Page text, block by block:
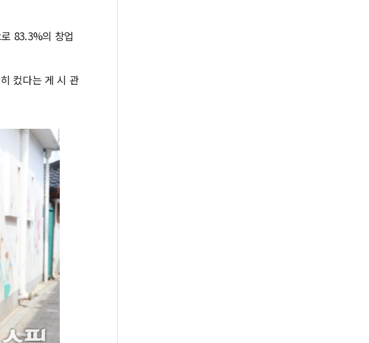
83.3%의 창업
컸다는 게 시 관